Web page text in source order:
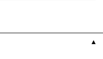
▼